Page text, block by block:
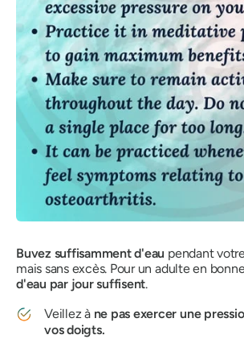
Buvez suffisamment d'eau pendant
mais sans excès. Pour un adulte en
d'eau par jour suffisent.
Veillez à ne pas exercer une
vos doigts.